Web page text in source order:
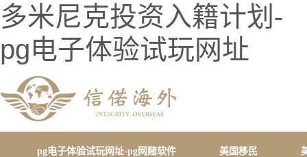
多米尼克投资入籍计划-
pg电子体验试玩网址
pg电子体验试玩网址-pg网赌软件 美国移民